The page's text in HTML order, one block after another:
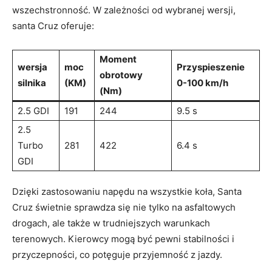
‍wszechstronność. W⁤ zależności od wybranej ⁣wersji,
santa Cruz oferuje:
wersja
silnika
moc
(KM)
Moment
obrotowy
(Nm)
Przyspieszenie
0-100 km/h
2.5 ⁢GDI 191 244
9.5 s
2.5
Turbo
GDI
281 422 6.4 s
Dzięki zastosowaniu napędu na wszystkie koła, Santa
Cruz świetnie‌ sprawdza ⁤się nie‍ tylko‌ na asfaltowych
drogach, ale także w trudniejszych warunkach
terenowych. Kierowcy mogą być pewni stabilności i
⁤przyczepności, co potęguje ⁤przyjemność z jazdy.